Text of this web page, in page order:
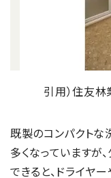
引用）住友林
既製のコンパクト
多くなっていますが
できると、ドライヤ